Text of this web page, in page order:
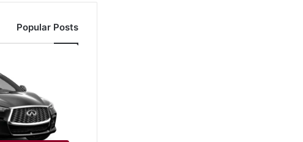
Popular Posts